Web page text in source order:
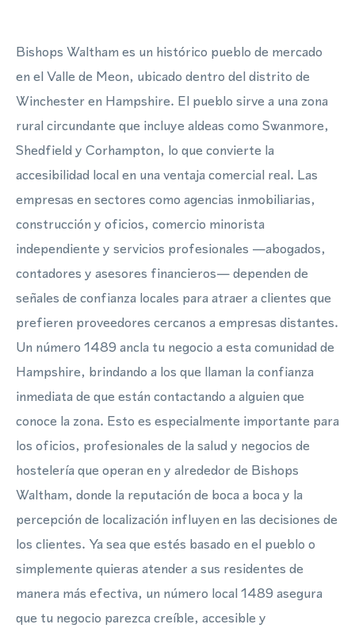
Bishops Waltham es un histórico pueblo de mercado
en el Valle de Meon, ubicado dentro del distrito de
Winchester en Hampshire. El pueblo sirve a una zona
rural circundante que incluye aldeas como Swanmore,
Shedfield y Corhampton, lo que convierte la
accesibilidad local en una ventaja comercial real. Las
empresas en sectores como agencias inmobiliarias,
construcción y oficios, comercio minorista
independiente y servicios profesionales —abogados,
contadores y asesores financieros— dependen de
señales de confianza locales para atraer a clientes que
prefieren proveedores cercanos a empresas distantes.
Un número 1489 ancla tu negocio a esta comunidad de
Hampshire, brindando a los que llaman la confianza
inmediata de que están contactando a alguien que
conoce la zona. Esto es especialmente importante para
los oficios, profesionales de la salud y negocios de
hostelería que operan en y alrededor de Bishops
Waltham, donde la reputación de boca a boca y la
percepción de localización influyen en las decisiones de
los clientes. Ya sea que estés basado en el pueblo o
simplemente quieras atender a sus residentes de
manera más efectiva, un número local 1489 asegura
que tu negocio parezca creíble, accesible y